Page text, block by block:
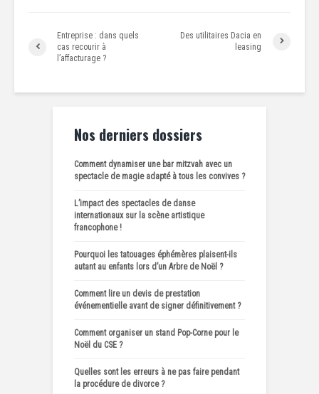
Entreprise : dans quels
cas recourir à
l’affacturage ?
Des utilitaires Dacia en
leasing
Nos derniers dossiers
Comment dynamiser une bar mitzvah avec un
spectacle de magie adapté à tous les convives ?
L’impact des spectacles de danse
internationaux sur la scène artistique
francophone !
Pourquoi les tatouages éphémères plaisent-ils
autant au enfants lors d’un Arbre de Noël ?
Comment lire un devis de prestation
événementielle avant de signer définitivement ?
Comment organiser un stand Pop-Corne pour le
Noël du CSE ?
Quelles sont les erreurs à ne pas faire pendant
la procédure de divorce ?